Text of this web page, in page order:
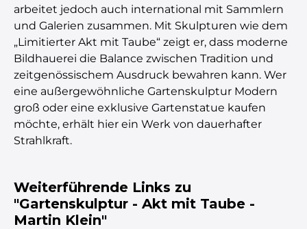
arbeitet jedoch auch international mit Sammlern
und Galerien zusammen. Mit Skulpturen wie dem
„Limitierter Akt mit Taube“ zeigt er, dass moderne
Bildhauerei die Balance zwischen Tradition und
zeitgenössischem Ausdruck bewahren kann. Wer
eine außergewöhnliche Gartenskulptur Modern
groß oder eine exklusive Gartenstatue kaufen
möchte, erhält hier ein Werk von dauerhafter
Strahlkraft.
Weiterführende Links zu
"Gartenskulptur - Akt mit Taube -
Martin Klein"